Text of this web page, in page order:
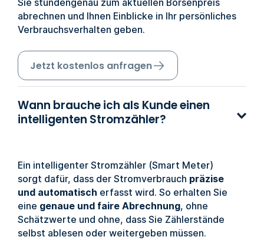
Sie stundengenau zum aktuellen Börsenpreis
abrechnen und Ihnen Einblicke in Ihr persönliches
Verbrauchsverhalten geben.
Jetzt kostenlos anfragen
Wann brauche ich als Kunde einen
intelligenten Stromzähler?
Ein intelligenter Stromzähler (Smart Meter)
sorgt dafür, dass der Stromverbrauch präzise
und automatisch erfasst wird. So erhalten Sie
eine genaue und faire Abrechnung, ohne
Schätzwerte und ohne, dass Sie Zählerstände
selbst ablesen oder weitergeben müssen.